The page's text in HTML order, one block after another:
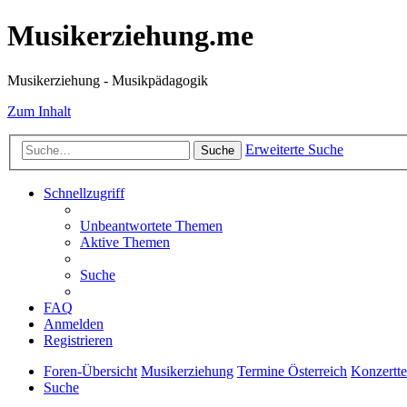
Musikerziehung.me
Musikerziehung - Musikpädagogik
Zum Inhalt
Suche Erweiterte Suche
Schnellzugriff
Unbeantwortete Themen
Aktive Themen
Suche
FAQ
Anmelden
Registrieren
Foren-Übersicht Musikerziehung Termine Österreich
Suche